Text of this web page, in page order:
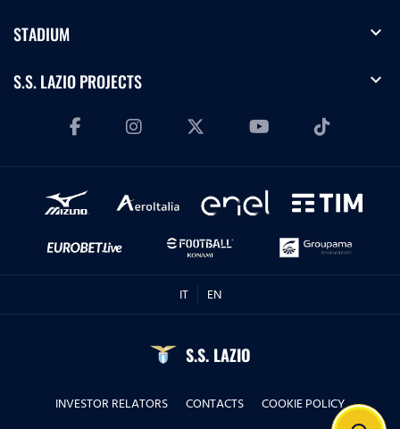
STADIUM expand_more
S.S. LAZIO PROJECTS expand_more
IT EN
S.S. LAZIO
INVESTOR RELATORS CONTACTS
COOKIE POLICY